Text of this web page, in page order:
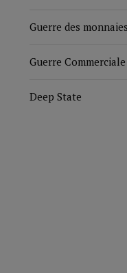
Guerre des monnaies
Guerre Commerciale
Deep State